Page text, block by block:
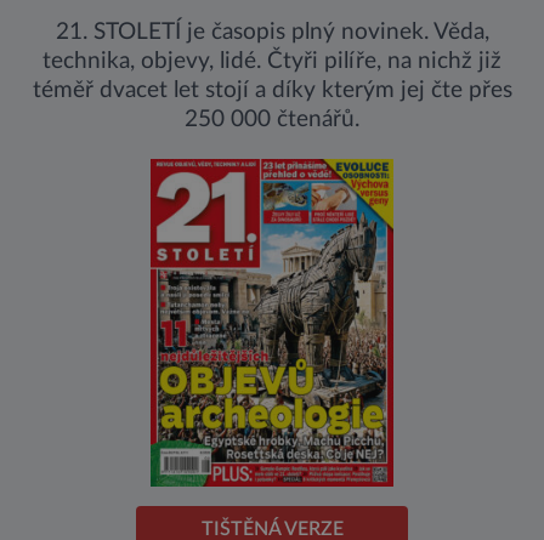
21. STOLETÍ je časopis plný novinek. Věda,
technika, objevy, lidé. Čtyři pilíře, na nichž již
téměř dvacet let stojí a díky kterým jej čte přes
250 000 čtenářů.
TIŠTĚNÁ VERZE